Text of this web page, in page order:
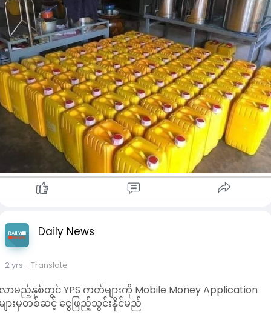
က်ရှိတွင် ရန်ကုန်တိုင်းအတွင်းရှိ မြို့နယ် (၄၄) မြို့နယ်ကိုပို့ဆောင်
ေးနေပြီး ယခုတစ်ပတ် အောက်တိုဘာလ (၂၈) ရက်မှ နိုဝင်ဘာလ
၂) ရက်အထိ ပို့ဆောင်ပေးနေကြောင်း သိရသည်။
ာယူလိုပါက ဖုန်းနံပါတ် ၀၁-၄၇၀၅၅၆၆၊၀၉-၇၇၁၀၀၂၇၂၂၊
၁-၄၇၀၆၇၂ သို့ ဆက်သွယ်မှာယူနိုင်ကြောင်း သိရသည်။
Daily News
2 yrs - Translate
ာမည့်နှစ်တွင် YPS ကတ်များကို Mobile Money Application
ျားမှတစ်ဆင့် ငွေဖြည့်သွင်းနိုင်မည်